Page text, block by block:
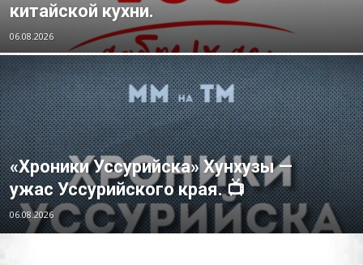
китайской кухни.
06.08.2026
«Хроники Уссурийска» Хунхузы —
ужас Уссурийского края. 📺
06.08.2026